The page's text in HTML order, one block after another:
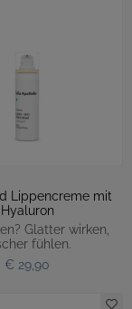
Lippencreme mit
Hyaluron
Glatter wirken,
fühlen.
€ 29,90